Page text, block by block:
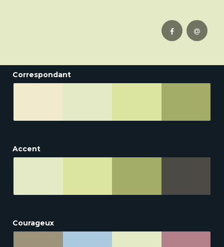
Correspondant
Accent
Courageux